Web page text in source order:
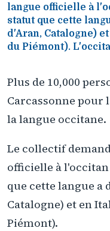
langue officielle à
statut que cette
d'Aran, Catalogne)
du Piémont).
Plus de 10,000
Carcassonne pour
la langue occitane.
Le collectif
officielle à
que cette langue a
Catalogne) et en
Piémont).